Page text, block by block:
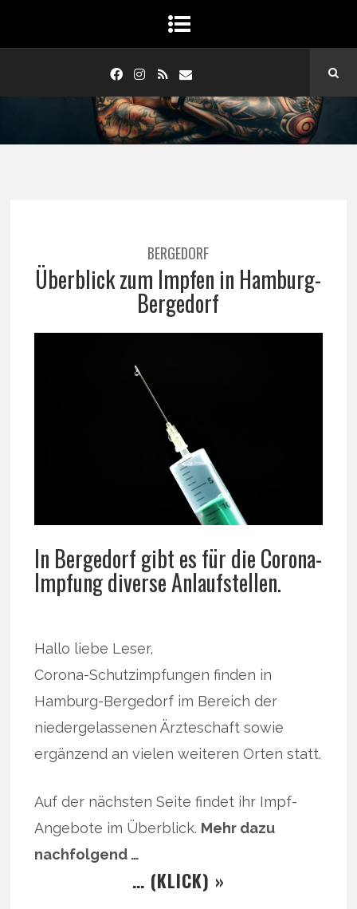
BERGEDORF
Überblick zum Impfen in Hamburg-
Bergedorf
In Bergedorf gibt es für die Corona-
Impfung diverse Anlaufstellen.
Hallo liebe Leser,
Corona-Schutzimpfungen finden in
Hamburg-Bergedorf im Bereich der
niedergelassenen Ärzteschaft sowie
ergänzend an vielen weiteren Orten statt.
Auf der nächsten Seite findet ihr Impf-
Angebote im Überblick. Mehr dazu
nachfolgend …
… (KLICK) »